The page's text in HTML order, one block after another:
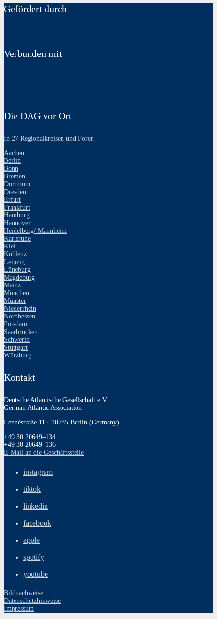
Gefördert durch
Verbunden mit
Die DAG vor Ort
In 27 Regionalkreisen und Foren
Aachen
Berlin
Bonn
Bremen
Dortmund
Dresden
Erfurt
Frankfurt
Hamburg
Hannover
Heidelberg/ Mannheim
Karlsruhe
Kiel
Koblenz
Leipzig
Lüneburg
Magdeburg
Mainz
München
Münster
Niederrhein
Nordhessen
Potsdam
Saarbrücken
Schwerin
Stuttgart
Würzburg
Kontakt
Deutsche Atlantische Gesellschaft e.V.
German Atlantic Association
Lennéstraße 11 · 10785 Berlin (Germany)
+49 30 20649–134
+49 30 20649–136
E‑Mail an die Geschäftsstelle
instagram
tiktok
linkedin
facebook
apple
spotify
youtube
Bildnachweise
Datenschutzhinweise
Impressum